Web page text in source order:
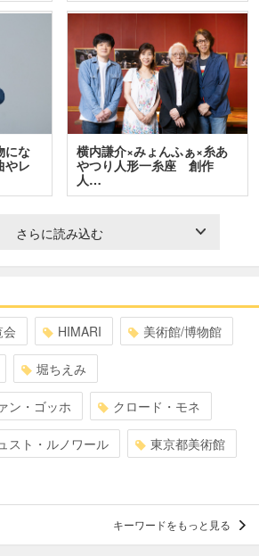
にな
レ
横内謙介×みょんふぁ×糸あ
やつり人形一糸座 創作
人…
さらに読み込む
HIMARI 美術館/博物館
堀ちえみ
ン・ゴッホ クロード・モネ
スト・ルノワール 東京都美術館
キーワードをもっと見る